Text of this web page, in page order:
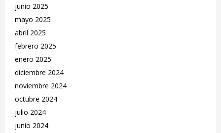
junio 2025
mayo 2025
abril 2025
febrero 2025
enero 2025
diciembre 2024
noviembre 2024
octubre 2024
julio 2024
junio 2024